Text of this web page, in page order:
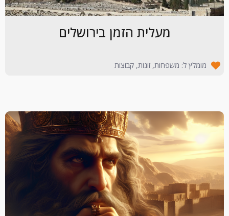
מעלית הזמן בירושלים
מומלץ ל: משפחות, זוגות, קבוצות